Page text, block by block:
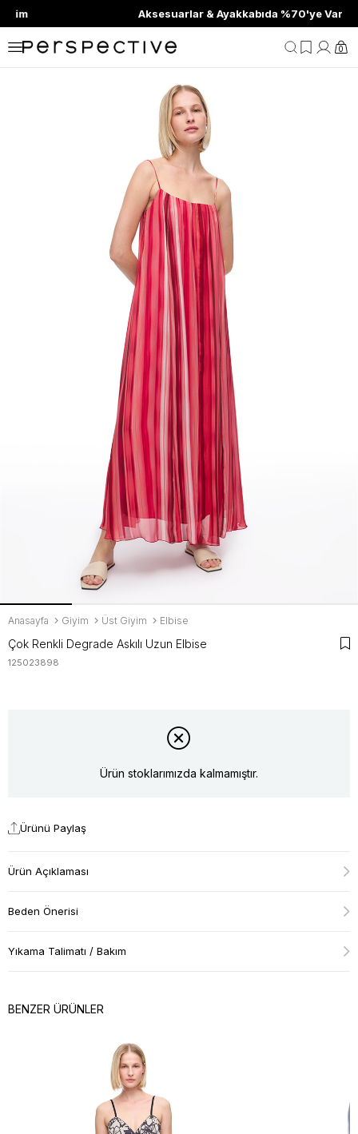
Aksesuarlar & Ayakkabıda %70'ye Varan İndirim
0
Anasayfa Giyim Üst Giyim Elbise
Çok Renkli Degrade Askılı Uzun Elbise
125023898
Ürün stoklarımızda kalmamıştır.
Ürünü Paylaş
Ürün Açıklaması
Beden Önerisi
Yıkama Talimatı / Bakım
BENZER ÜRÜNLER